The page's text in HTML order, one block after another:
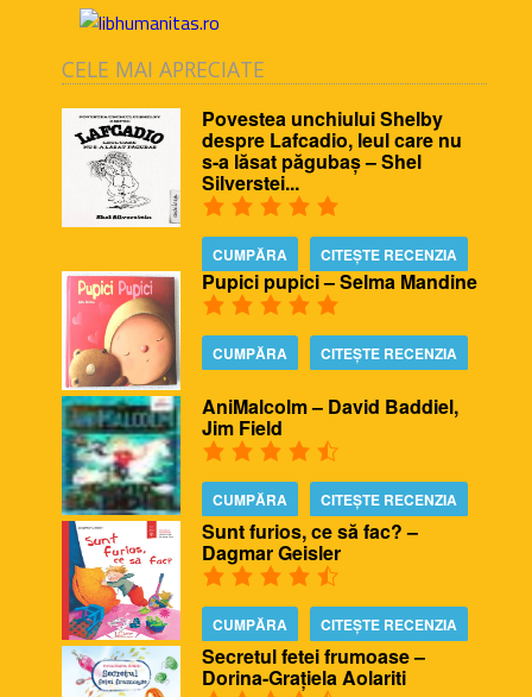
CELE MAI APRECIATE
Povestea unchiului Shelby
despre Lafcadio, leul care nu
s-a lăsat păgubaș – Shel
Silverstei...
CUMPĂRA CITEȘTE RECENZIA
Pupici pupici – Selma Mandine
CUMPĂRA CITEȘTE RECENZIA
AniMalcolm – David Baddiel,
Jim Field
CUMPĂRA CITEȘTE RECENZIA
Sunt furios, ce să fac? –
Dagmar Geisler
CUMPĂRA CITEȘTE RECENZIA
Secretul fetei frumoase –
Dorina-Grațiela Aolariti